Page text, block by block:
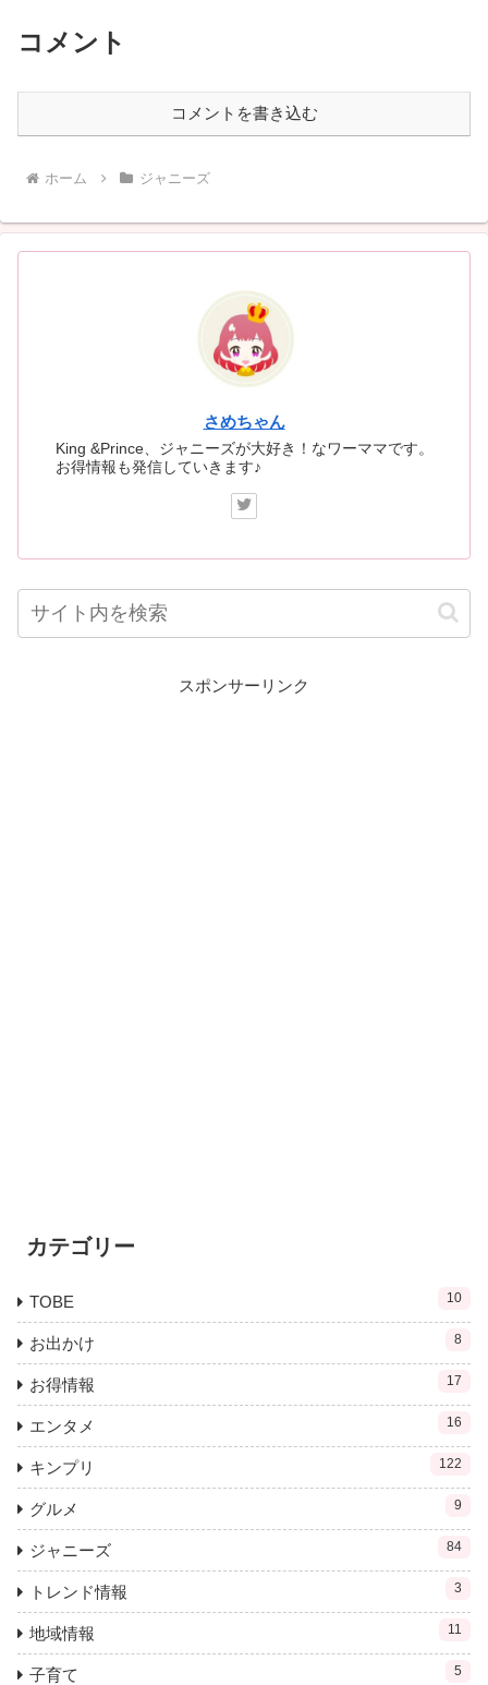
コメント
コメントを書き込む
ホーム ジャニーズ
さめちゃん
King &Prince、ジャニーズが大好き！なワーママです。
お得情報も発信していきます♪
スポンサーリンク
カテゴリー
TOBE 10
お出かけ 8
お得情報 17
エンタメ 16
キンプリ 122
グルメ 9
ジャニーズ 84
トレンド情報 3
地域情報 11
子育て 5